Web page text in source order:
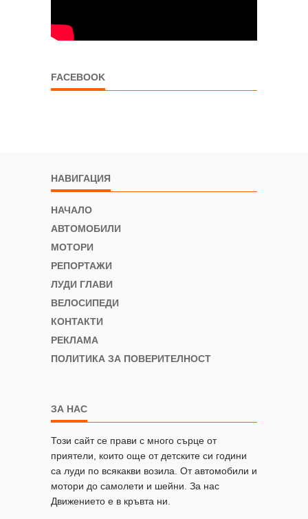
FACEBOOK
НАВИГАЦИЯ
НАЧАЛО
АВТОМОБИЛИ
МОТОРИ
РЕПОРТАЖИ
ЛУДИ ГЛАВИ
ВЕЛОСИПЕДИ
КОНТАКТИ
РЕКЛАМА
ПОЛИТИКА ЗА ПОВЕРИТЕЛНОСТ
ЗА НАС
Този сайт се прави с много сърце от
приятели, които още от детските си години
са луди по всякакви возила. От автомобили и
мотори до самолети и шейни. За нас
Движението е в кръвта ни.